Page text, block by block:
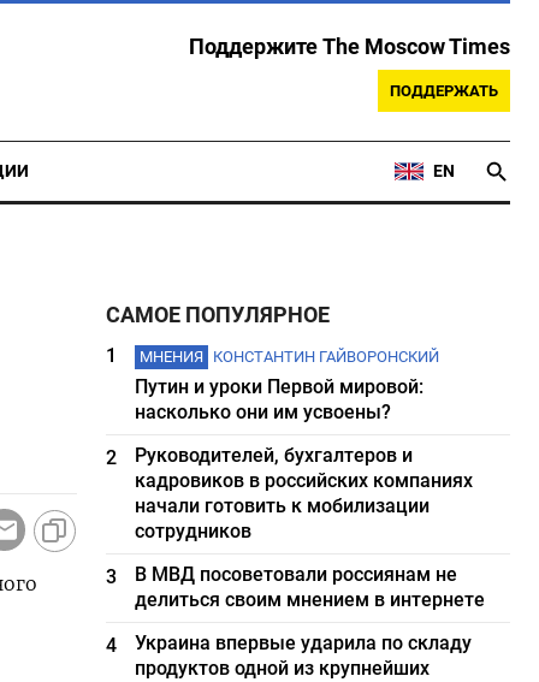
Поддержите The Moscow Times
ПОДДЕРЖАТЬ
EN
САМОЕ ПОПУЛЯРНОЕ
1 МНЕНИЯ КОНСТАНТИН ГАЙВОРОНСКИЙ
Путин и уроки Первой мировой:
насколько они им усвоены?
2
Руководителей, бухгалтеров и
кадровиков в российских компаниях
начали готовить к мобилизации
сотрудников
3
В МВД посоветовали россиянам не
делиться своим мнением в интернете
4
Украина впервые ударила по складу
продуктов одной из крупнейших